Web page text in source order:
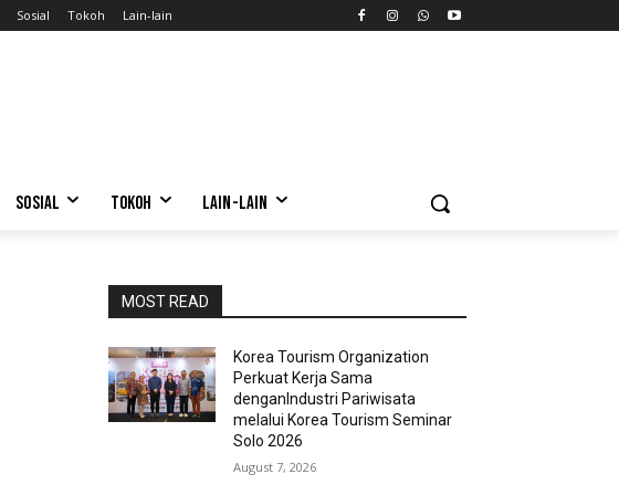
Sosial Tokoh Lain-lain
SOSIAL TOKOH LAIN-LAIN
MOST READ
Korea Tourism Organization
Perkuat Kerja Sama
denganIndustri Pariwisata
melalui Korea Tourism Seminar
Solo 2026
August 7, 2026